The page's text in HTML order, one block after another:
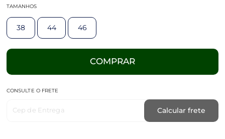
TAMANHOS
38 44 46
COMPRAR
CONSULTE O FRETE
Cep de Entrega Calcular frete